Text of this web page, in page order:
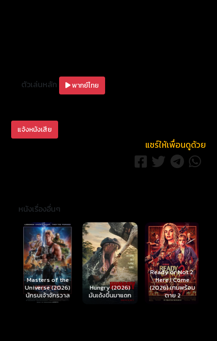
ตัวเล่นหลัก พากย์ไทย
แจ้งหนังเสีย
แชร์ให้เพื่อนดูด้วย
หนังเรื่องอื่นๆ
Masters of the
Universe (2026)
นักรบเจ้าจักรวาล
Hungry (2026)
มันเด้งขึ้นมาแดก
Ready or Not 2:
Here I Come
(2026) เกมพร้อม
ตาย 2